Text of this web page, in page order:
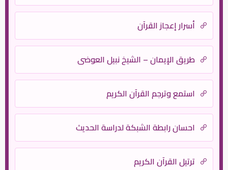
أسرار إعجاز القرآن
طريق الإيمان – الشيخ نبيل العوضي
استمع وترجم القرآن الكريم
احسان رابطة الشبكة لدراسة الحديث
ترتيل القرآن الكريم